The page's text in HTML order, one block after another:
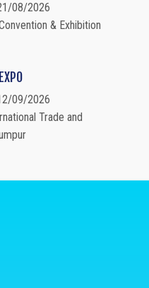
08/2026
& Exhibition
09/2026
Trade and